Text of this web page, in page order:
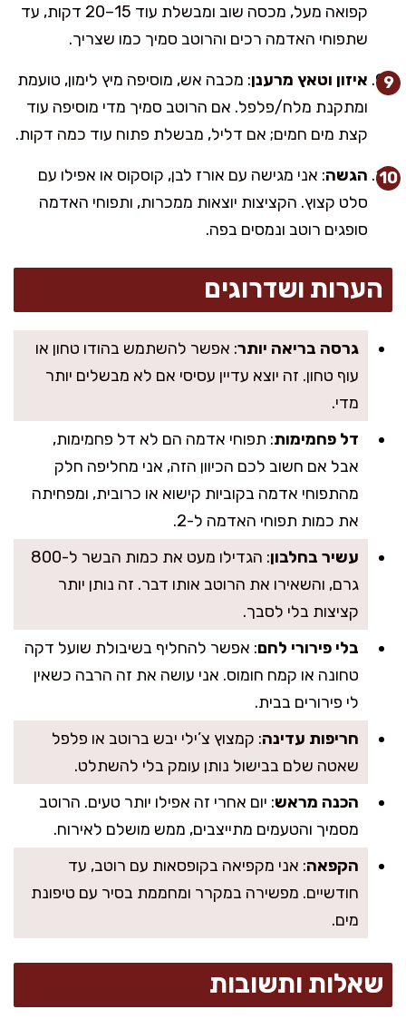
קפואה מעל, מכסה שוב ומבשלת עוד 15–20 דקות, עד
שתפוחי האדמה רכים והרוטב סמיך כמו שצריך.
איזון וטאץ מרענן: מכבה אש, מוסיפה מיץ לימון, טועמת
ומתקנת מלח/פלפל. אם הרוטב סמיך מדי מוסיפה עוד
קצת מים חמים; אם דליל, מבשלת פתוח עוד כמה דקות.
הגשה: אני מגישה עם אורז לבן, קוסקוס או אפילו עם
סלט קצוץ. הקציצות יוצאות ממכרות, ותפוחי האדמה
סופגים רוטב ונמסים בפה.
הערות ושדרוגים
גרסה בריאה יותר: אפשר להשתמש בהודו טחון או
עוף טחון. זה יוצא עדיין עסיסי אם לא מבשלים יותר
מדי.
דל פחמימות: תפוחי אדמה הם לא דל פחמימות,
אבל אם חשוב לכם הכיוון הזה, אני מחליפה חלק
מהתפוחי אדמה בקוביות קישוא או כרובית, ומפחיתה
את כמות תפוחי האדמה ל-2.
עשיר בחלבון
: הגדילו מעט את כמות הבשר ל-800
גרם, והשאירו את הרוטב אותו דבר. זה נותן יותר
קציצות בלי לסבך.
בלי פירורי לחם: אפשר להחליף בשיבולת שועל דקה
טחונה או קמח חומוס. אני עושה את זה הרבה כשאין
לי פירורים בבית.
חריפות עדינה: קמצוץ צ’ילי יבש ברוטב או פלפל
שאטה שלם בבישול נותן עומק בלי להשתלט.
הכנה מראש: יום אחרי זה אפילו יותר טעים. הרוטב
מסמיך והטעמים מתייצבים, ממש מושלם לאירוח.
הקפאה: אני מקפיאה בקופסאות עם רוטב, עד
חודשיים. מפשירה במקרר ומחממת בסיר עם טיפונת
מים.
שאלות ותשובות